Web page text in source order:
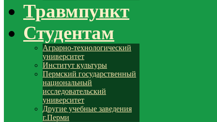
Травмпункт
Студентам
Аграрно-технологический
университет
Институт культуры
Пермский государственный
национальный
исследовательский
университет
Другие учебные заведения
г.Перми